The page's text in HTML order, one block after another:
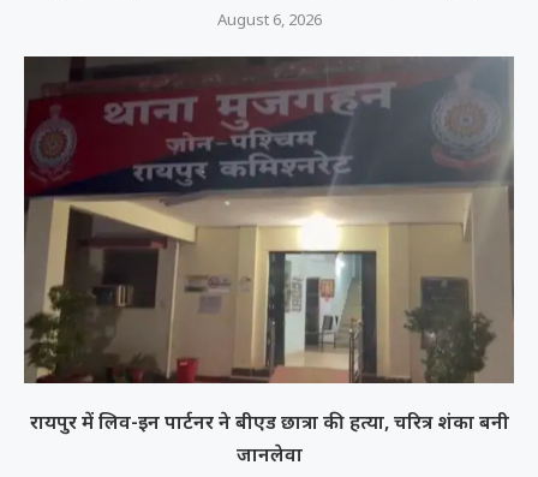
August 6, 2026
रायपुर में लिव-इन पार्टनर ने बीएड छात्रा की हत्या, चरित्र शंका बनी
जानलेवा